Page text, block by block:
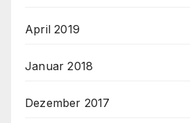
April 2019
Januar 2018
Dezember 2017